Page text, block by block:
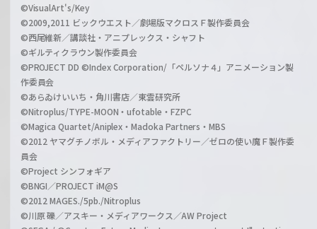
©VisualArt's/Key
©2009,2011 ビックウエスト／劇場版マクロスＦ製作委員会
©西尾維新／講談社・アニプレックス・シャフト
©ギルティクラウン製作委員会
©PROJECT DD ©Index Corporation/「ペルソナ４」アニメーション製
作委員会
©あらゐけいいち・角川書店／東雲研究所
©Nitroplus/TYPE-MOON・ufotable・FZPC
©Magica Quartet/Aniplex・Madoka Partners・MBS
©2012 ヤマグチノボル・メディアファクトリー／ゼロの使い魔Ｆ製作委
員会
©Project シンフォギア
©BNGI／PROJECT iM@S
©2012 MAGES./5pb./Nitroplus
©川原 礫／アスキー・メディアワークス／AW Project